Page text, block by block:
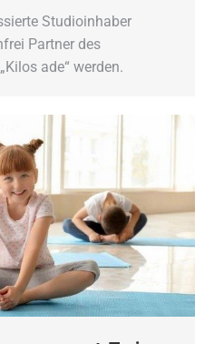
Studioinhaber
Partner des
ade“ werden.